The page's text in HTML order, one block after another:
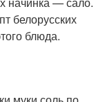
белорусских
блюда.